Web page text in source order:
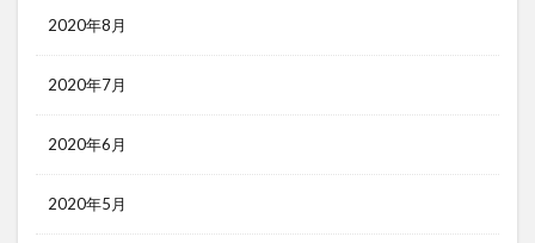
2020年8月
2020年7月
2020年6月
2020年5月